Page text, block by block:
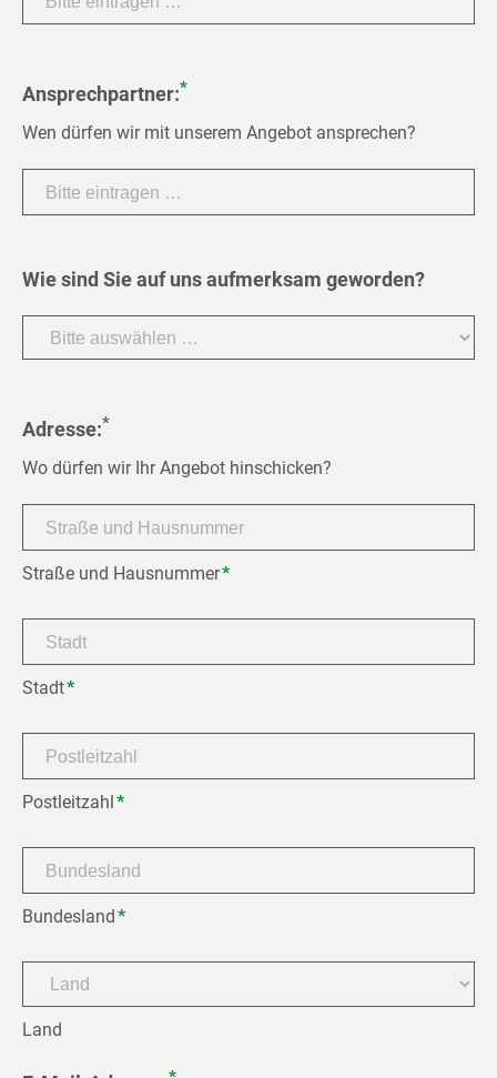
Ansprechpartner:*
Wen dürfen wir mit unserem Angebot ansprechen?
Wie sind Sie auf uns aufmerksam geworden?
Adresse:*
Wo dürfen wir Ihr Angebot hinschicken?
Pflichtfeld
Straße und Hausnummer*
Pflichtfeld
Stadt*
Pflichtfeld
Postleitzahl*
Pflichtfeld
Bundesland*
Land